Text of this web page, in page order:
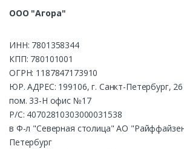
ООО "Агора"
ИНН: 7801358344
КПП: 780101001
ОГРН: 1187847173910
ЮР. АДРЕС: 199106, г. Санкт-Петербург,
пом. 33-Н офис №17
Р/С: 40702810303000031538
в Ф-л "Северная столица" АО
Петербург